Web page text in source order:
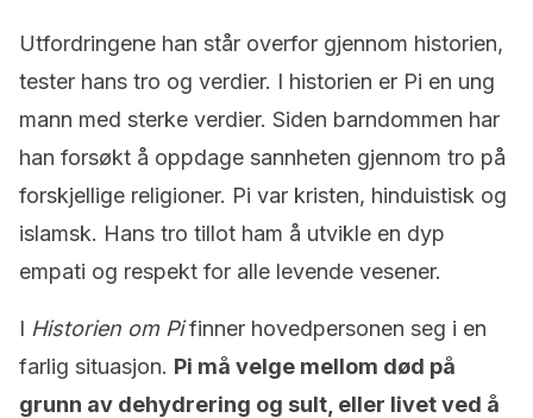
Utfordringene han står overfor gjennom historien,
tester hans tro og verdier. I historien er Pi en ung
mann med sterke verdier. Siden barndommen har
han forsøkt å oppdage sannheten gjennom tro på
forskjellige religioner. Pi var kristen, hinduistisk og
islamsk. Hans tro tillot ham å utvikle en dyp
empati og respekt for alle levende vesener.
I Historien om Pifinner hovedpersonen seg i en
farlig situasjon. Pi må velge mellom død på
grunn av dehydrering og sult, eller livet ved å